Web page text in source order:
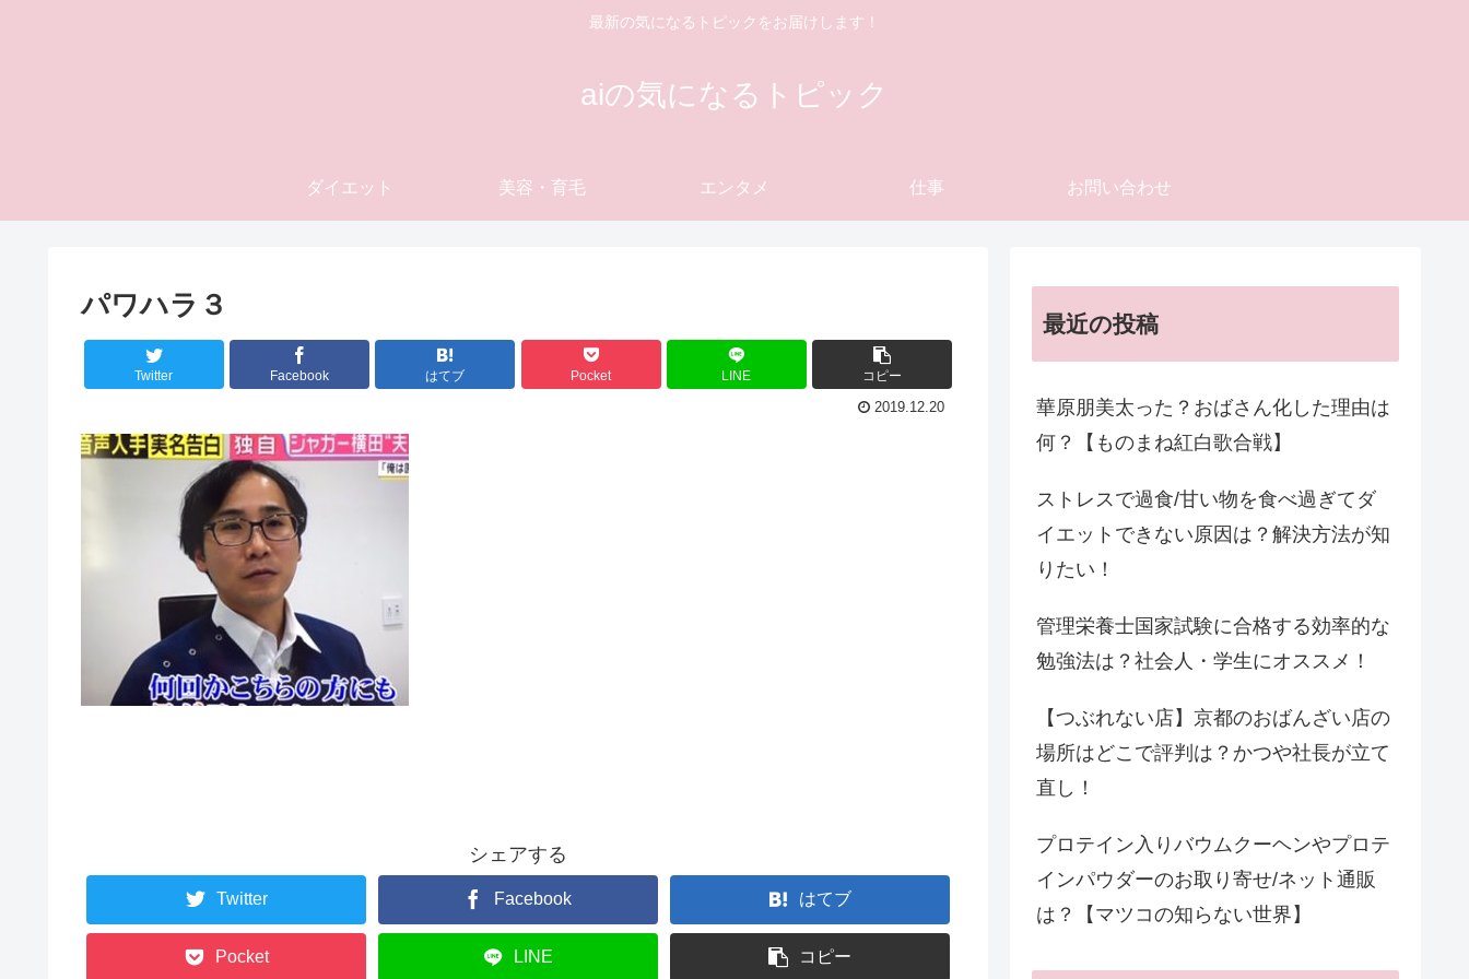
最新の気になるトピックをお届けします！
aiの気になるトピック
ダイエット 美容・育毛 エンタメ 仕事 お問い合わせ
パワハラ３
Twitter Facebook はてブ Pocket LINE コピー
2019.12.20
シェアする
Twitter Facebook はてブ
Pocket LINE コピー
最近の投稿
華原朋美太った？おばさん化した理由は
何？【ものまね紅白歌合戦】
ストレスで過食/甘い物を食べ過ぎてダ
イエットできない原因は？解決方法が知
りたい！
管理栄養士国家試験に合格する効率的な
勉強法は？社会人・学生にオススメ！
【つぶれない店】京都のおばんざい店の
場所はどこで評判は？かつや社長が立て
直し！
プロテイン入りバウムクーヘンやプロテ
インパウダーのお取り寄せ/ネット通販
は？【マツコの知らない世界】